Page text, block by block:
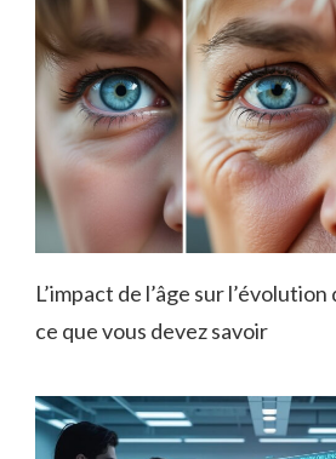
L’impact de l’âge sur
ce que vous devez savoir